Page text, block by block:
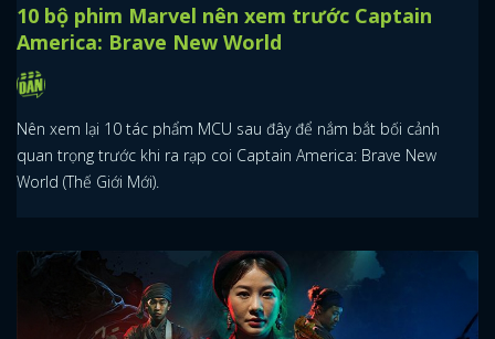
10 bộ phim Marvel nên xem trước Captain
America: Brave New World
Nên xem lại 10 tác phẩm MCU sau đây để nắm bắt bối cảnh
quan trọng trước khi ra rạp coi Captain America: Brave New
World (Thế Giới Mới).